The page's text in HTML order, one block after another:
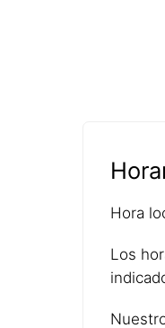
Hora
Los